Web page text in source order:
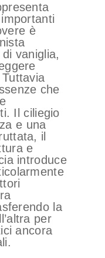
è
vaniglia,
che
Il ciliegio
e una
il
e
introduce
la
per
ancora